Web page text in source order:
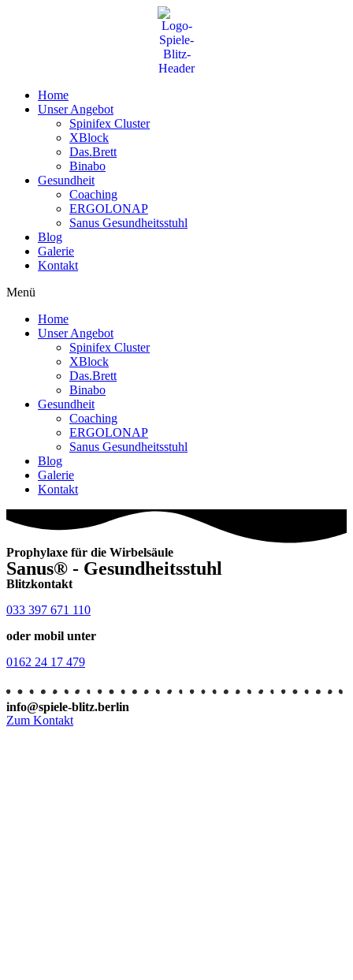
Home
Unser Angebot
Spinifex Cluster
XBlock
Das.Brett
Binabo
Gesundheit
Coaching
ERGOLONAP
Sanus Gesundheitsstuhl
Blog
Galerie
Kontakt
Menü
Home
Unser Angebot
Spinifex Cluster
XBlock
Das.Brett
Binabo
Gesundheit
Coaching
ERGOLONAP
Sanus Gesundheitsstuhl
Blog
Galerie
Kontakt
Prophylaxe für die Wirbelsäule
Sanus® - Ge­sund­heits­stuhl
Blitzkontakt
033 397 671 110
oder mobil unter
0162 24 17 479
info@spiele-blitz.berlin
Zum Kontakt